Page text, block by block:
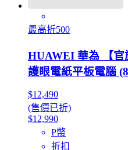
最高折500
HUAWEI 華為 【官
護眼電紙平板電腦
$12,490
(售價已折)
$12,990
P幣
折扣